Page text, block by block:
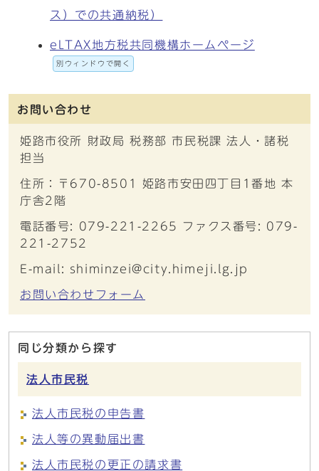
ス）での共通納税）
eLTAX地方税共同機構ホームページ
別ウィンドウで開く
お問い合わせ
姫路市役所 財政局 税務部 市民税課 法人・諸税
担当
住所：〒670-8501 姫路市安田四丁目1番地 本
庁舎2階
電話番号: 079-221-2265 ファクス番号: 079-
221-2752
E-mail: shiminzei@city.himeji.lg.jp
お問い合わせフォーム
同じ分類から探す
法人市民税
法人市民税の申告書
法人等の異動届出書
法人市民税の更正の請求書